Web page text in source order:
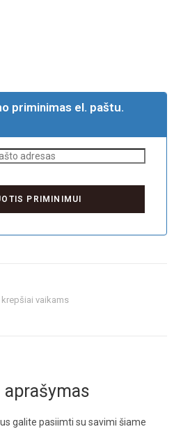
priminimas el. paštu.
vaikams
aprašymas
galite pasiimti su savimi šiame